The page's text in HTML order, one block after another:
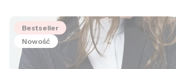
Bestseller
Nowość